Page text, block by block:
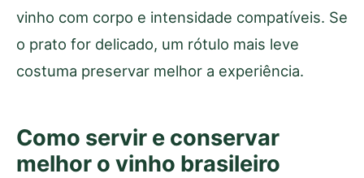
vinho com corpo e intensidade compatíveis. Se
o prato for delicado, um rótulo mais leve
costuma preservar melhor a experiência.
Como servir e conservar
melhor o vinho brasileiro